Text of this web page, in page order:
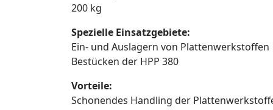
200 kg
Spezielle Einsatzgebiete:
Ein- und Auslagern von Plattenwerkstoffen
Bestücken der HPP 380
Vorteile:
Schonendes Handling der